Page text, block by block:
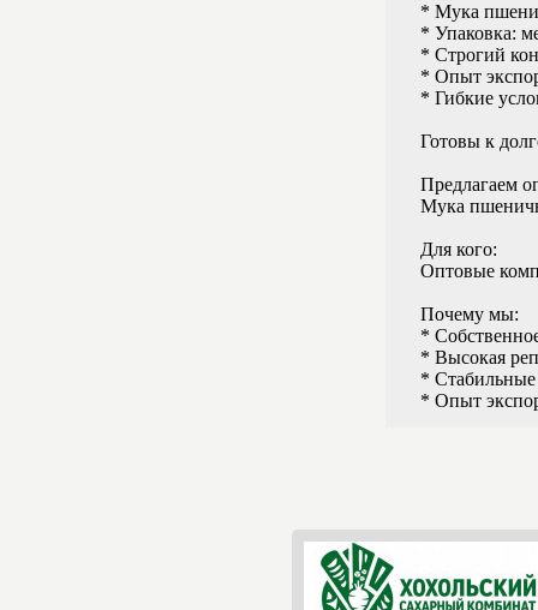
* Мука
* Упаковка:
* Строгий
* Опыт
* Гибкие
Готовы к
Предлагаем
Мука
Для кого:
Оптовые
Почему мы:
*
* Высокая
* Стабильные
* Опыт